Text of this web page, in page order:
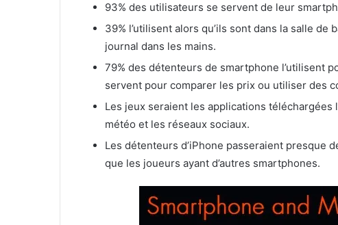
93% des utilisateurs se servent de leur
39% l’utilisent alors qu’ils sont dans la salle de
journal dans les mains.
79% des détenteurs de smartphone l’utilisent
servent pour comparer les prix ou utiliser des
Les jeux seraient les applications
météo et les réseaux sociaux.
Les détenteurs d’iPhone passeraient presque
que les joueurs ayant d’autres smartphones.